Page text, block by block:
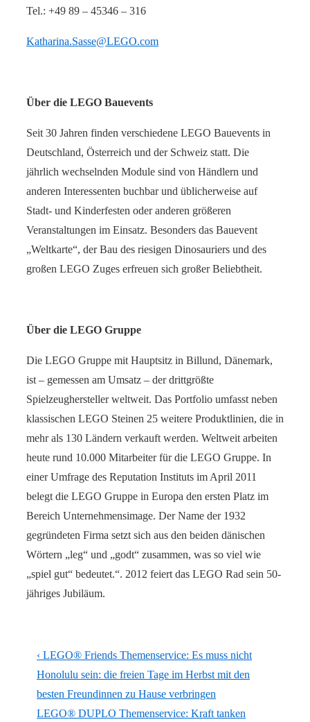
Tel.: +49 89 – 45346 – 316
Katharina.Sasse@LEGO.com
Über die LEGO Bauevents
Seit 30 Jahren finden verschiedene LEGO Bauevents in
Deutschland, Österreich und der Schweiz statt. Die
jährlich wechselnden Module sind von Händlern und
anderen Interessenten buchbar und üblicherweise auf
Stadt- und Kinderfesten oder anderen größeren
Veranstaltungen im Einsatz. Besonders das Bauevent
„Weltkarte“, der Bau des riesigen Dinosauriers und des
großen LEGO Zuges erfreuen sich großer Beliebtheit.
Über die LEGO Gruppe
Die LEGO Gruppe mit Hauptsitz in Billund, Dänemark,
ist – gemessen am Umsatz – der drittgrößte
Spielzeughersteller weltweit. Das Portfolio umfasst neben
klassischen LEGO Steinen 25 weitere Produktlinien, die in
mehr als 130 Ländern verkauft werden. Weltweit arbeiten
heute rund 10.000 Mitarbeiter für die LEGO Gruppe. In
einer Umfrage des Reputation Instituts im April 2011
belegt die LEGO Gruppe in Europa den ersten Platz im
Bereich Unternehmensimage. Der Name der 1932
gegründeten Firma setzt sich aus den beiden dänischen
Wörtern „leg“ und „godt“ zusammen, was so viel wie
„spiel gut“ bedeutet.“. 2012 feiert das LEGO Rad sein 50-
jähriges Jubiläum.
Beitragsnavigation
Vorheriger
Beitrag
ist
‹ LEGO® Friends Themenservice: Es muss nicht
Honolulu sein: die freien Tage im Herbst mit den
besten Freundinnen zu Hause verbringen
Nächster
LEGO® DUPLO Themenservice: Kraft tanken